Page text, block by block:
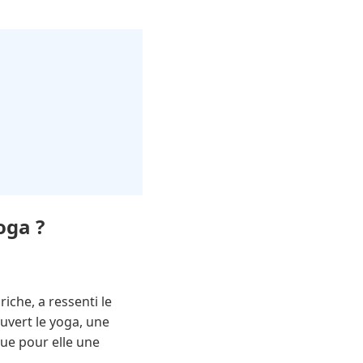
?
a ressenti le
le yoga, une
pour elle une